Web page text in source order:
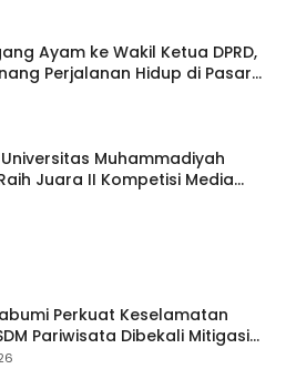
Ayam ke Wakil Ketua DPRD,
Perjalanan Hidup di Pasar
Muhammadiyah
Juara II Kompetisi Media
Digital Tingkat Internasional
Perkuat Keselamatan
Pariwisata Dibekali Mitigasi
Evakuasi